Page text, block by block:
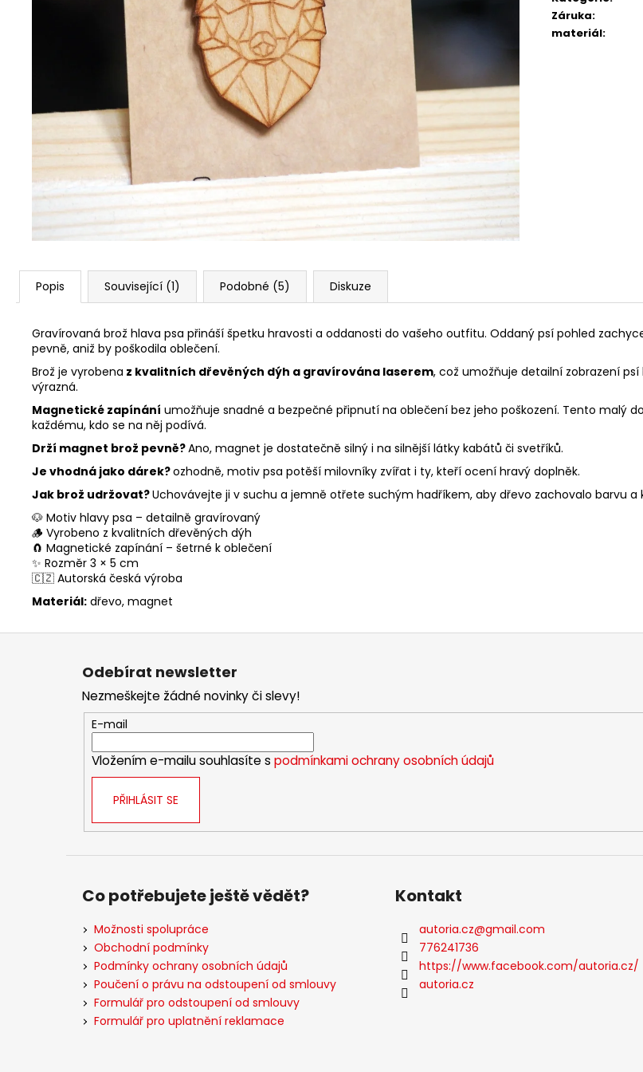
Záruka:
materiál:
Popis Související (1) Podobné (5) Diskuze
Gravírovaná brož hlava psa přináší špetku hravosti a oddanosti do vašeho outfitu. Oddaný psí pohled
pevně, aniž by poškodila oblečení.
Brož je vyrobena z kvalitních dřevěných dýh a gravírována laserem, což umožňuje detailní zobrazení
výrazná.
Magnetické zapínání umožňuje snadné a bezpečné připnutí na oblečení bez jeho poškození. Tento malý
každému, kdo se na něj podívá.
Drží magnet brož pevně?Ano, magnet je dostatečně silný i na silnější látky kabátů či svetříků.
Je vhodná jako dárek?ozhodně, motiv psa potěší milovníky zvířat i ty, kteří ocení hravý doplněk.
Jak brož udržovat?Uchovávejte ji v suchu a jemně otřete suchým hadříkem, aby dřevo zachovalo barvu a
🐶 Motiv hlavy psa – detailně gravírovaný
🪵 Vyrobeno z kvalitních dřevěných dýh
🧲 Magnetické zapínání – šetrné k oblečení
✨ Rozměr 3 × 5 cm
🇨🇿 Autorská česká výroba
Materiál: dřevo, magnet
Z
Odebírat newsletter
Nezmeškejte žádné novinky či slevy!
E-mail
Vložením e-mailu souhlasíte s podmínkami ochrany osobních údajů
PŘIHLÁSIT SE
Co potřebujete ještě vědět?
Možnosti spolupráce
Obchodní podmínky
Podmínky ochrany osobních údajů
Poučení o právu na odstoupení od smlouvy
Formulář pro odstoupení od smlouvy
Formulář pro uplatnění reklamace
Kontakt
autoria.cz@gmail.com
776241736
https://www.facebook.com/autoria.cz/
autoria.cz